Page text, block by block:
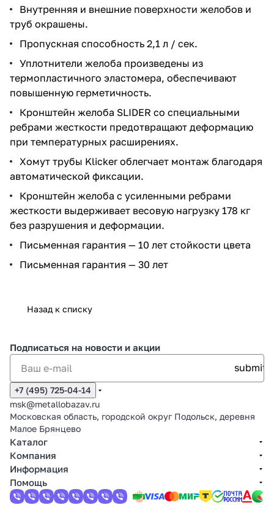
Внутренняя и внешние поверхности желобов и
труб окрашены.
Пропускная способность 2,1 л / сек.
Уплотнители желоба произведены из
термопластичного эластомера, обеспечивают
повышенную герметичность.
Кронштейн желоба SLIDER со специальными
ребрами жесткости предотвращают деформацию
при температурных расширениях.
Хомут трубы Klicker облегчает монтаж благодаря
автоматической фиксации.
Кронштейн желоба с усиленными ребрами
жесткости выдерживает весовую нагрузку 178 кг
без разрушения и деформации.
Письменная гарантия — 10 лет стойкости цвета
Письменная гарантия — 30 лет
Назад к списку
Подписаться на новости и акции
+7 (495) 725-04-14
msk@metallobazav.ru
Московская область, городской округ Подольск, деревня
Малое Брянцево
Каталог
Компания
Информация
Помощь